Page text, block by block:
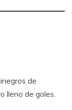
de
lleno de goles.